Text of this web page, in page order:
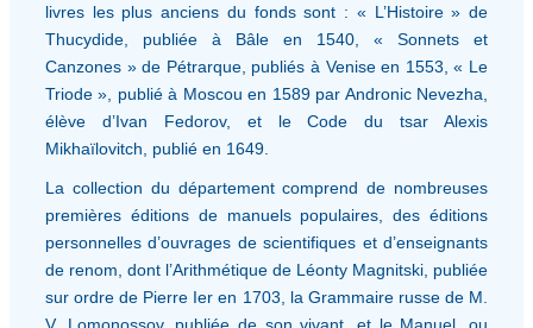
livres les plus anciens du fonds sont : « L’Histoire » de
Thucydide, publiée à Bâle en 1540, « Sonnets et
Canzones » de Pétrarque, publiés à Venise en 1553, « Le
Triode », publié à Moscou en 1589 par Andronic Nevezha,
élève d’Ivan Fedorov, et le Code du tsar Alexis
Mikhaïlovitch, publié en 1649.
La collection du département comprend de nombreuses
premières éditions de manuels populaires, des éditions
personnelles d’ouvrages de scientifiques et d’enseignants
de renom, dont l’Arithmétique de Léonty Magnitski, publiée
sur ordre de Pierre Ier en 1703, la Grammaire russe de M.
V. Lomonossov, publiée de son vivant, et le Manuel, ou